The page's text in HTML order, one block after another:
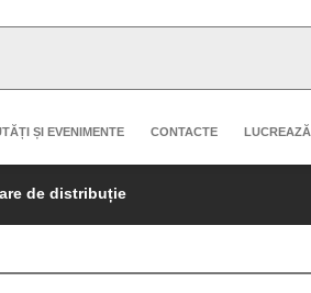
secondary
ȘI EVENIMENTE CONTACTE
de distribuție